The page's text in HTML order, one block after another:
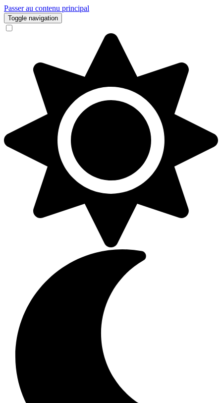
Passer au contenu principal
Toggle navigation